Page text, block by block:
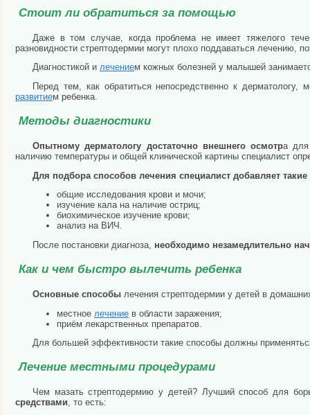
Стоит ли обратиться за помощью
Даже в том случае, когда проблема не имеет тяжелого
разновидности стрептодермии могут плохо поддаваться лечению,
Диагностикой и лечением кожных болезней у малышей
Перед тем, как обратиться непосредственно к дерматологу,
развитием ребенка.
Методы диагностики
Опытному дерматологу достаточно внешнего осмотра для
наличию температуры и общей клинической картины специалист
Для подбора способов лечения специалист добавляет
общие исследования крови и мочи;
изучение кала на наличие остриц;
биохимическое изучение крови;
анализ на ВИЧ.
После постановки диагноза, необходимо незамедлительно
Как и чем быстро вылечить ребенка
Основные способы лечения стрептодермии у детей в
местное лечение в области заражения;
приём лекарственных препаратов.
Для большей эффективности такие способы должны
Лечение местными процедурами
Чем мазать стрептодермию у детей? Лучший способ для
средствами , то есть: